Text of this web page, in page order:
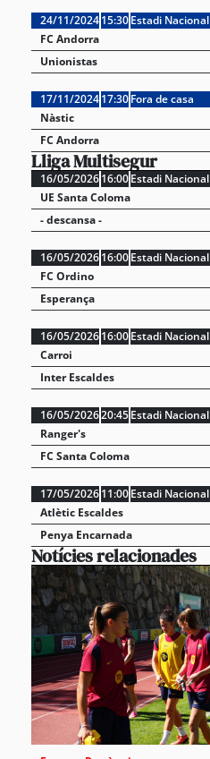
24/11/202415:30Estadi Nacional
FC Andorra
Unionistas
17/11/202417:30Fora de casa
Nàstic
FC Andorra
Lliga Multisegur
16/05/202616:00Estadi Nacional
UE Santa Coloma
- descansa -
16/05/202616:00Estadi Nacional
FC Ordino
Esperança
16/05/202616:00Estadi Nacional
Carroi
Inter Escaldes
16/05/202620:45Estadi Nacional
Ranger's
FC Santa Coloma
17/05/202611:00Estadi Nacional
Atlètic Escaldes
Penya Encarnada
Notícies relacionades